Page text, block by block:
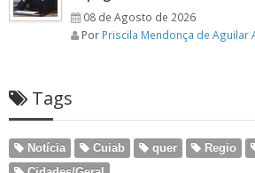
08 de Agosto de 2026
Por Priscila Mendonça de Aguilar
Tags
Notícia Cuiab quer Regio